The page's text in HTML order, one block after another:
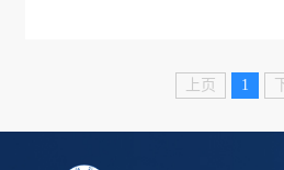
员凌爽、姜娟、各团支部书记以及各
上页 1